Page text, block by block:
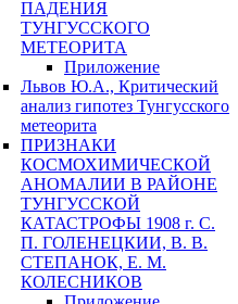
ПАДЕНИЯ
ТУНГУССКОГО
MЕТЕОРИТА
Приложение
Львов Ю.A., Критический
анализ гипотез Тунгусского
метеорита
ПРИЗНАКИ
КОСМОХИМИЧЕСКОЙ
АНОМАЛИИ В РАЙОНЕ
ТУНГУССКОЙ
КАТАСТРОФЫ 1908 г. С.
П. ГОЛЕНЕЦКИИ, В. В.
СТЕПАНОК, Е. М.
КОЛЕСНИКОВ